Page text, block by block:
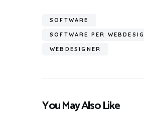
SOFTWARE
SOFTWARE PER
WEBDESIGNER
You May Also Like